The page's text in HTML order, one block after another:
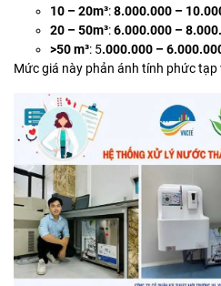
10 – 20m³:8.000.000 –
20 – 50m³:6.000.000 –
>50 m³: 5.000.000 –
Mức giá này phản ánh tính phức tạp